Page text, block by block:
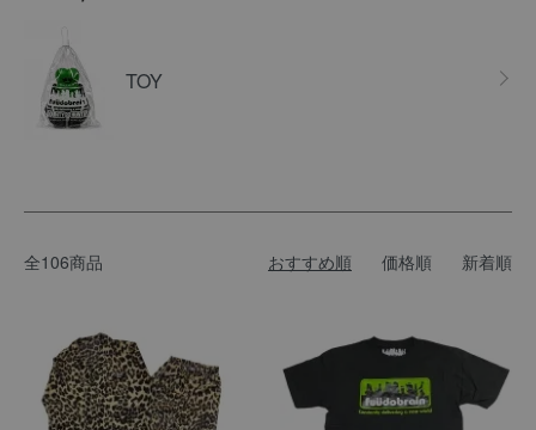
TOY
全106商品 おすすめ順 価格順 新着順